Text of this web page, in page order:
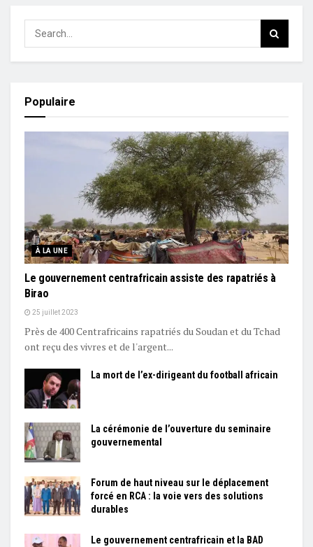
Populaire
À LA UNE
Le gouvernement centrafricain assiste des rapatriés à
Birao
25 juillet 2023
Près de 400 Centrafricains rapatriés du Soudan et du Tchad
ont reçu des vivres et de l'argent...
La mort de l’ex-dirigeant du football africain
La cérémonie de l’ouverture du seminaire
gouvernemental
Forum de haut niveau sur le déplacement
forcé en RCA : la voie vers des solutions
durables
Le gouvernement centrafricain et la BAD